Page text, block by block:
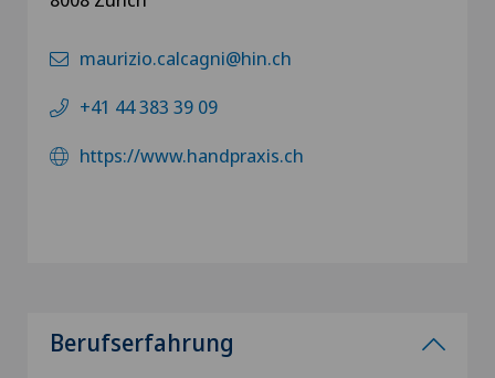
maurizio.calcagni@hin.ch
+41 44 383 39 09
https://www.handpraxis.ch
Berufserfahrung